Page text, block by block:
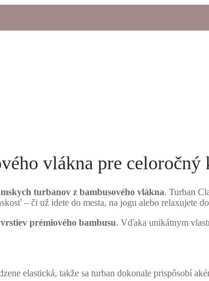
vlákna pre
turbanov z bambusového vlákna. Turban
– či už idete do mesta, na jogu alebo relaxujete
prémiového bambusu. Vďaka unikátnym
elastická, takže sa turban dokonale prispôsobí